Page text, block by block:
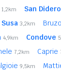
1,2km San Didero
3,2km
4,9km Condove
7,2km Caprie
9,5km